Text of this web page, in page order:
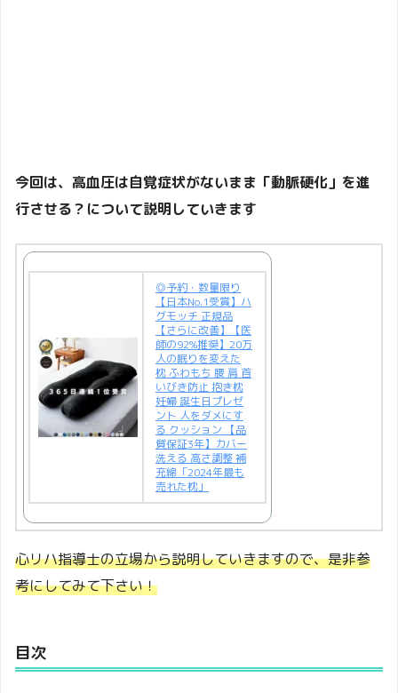
今回は、高血圧は自覚症状がないまま「動脈硬化」を進
行させる？について説明していきます
◎予約・数量限り
【日本No.1受賞】ハ
グモッチ 正規品
【さらに改善】【医
師の92%推奨】20万
人の眠りを変えた
枕 ふわもち 腰 肩 首
いびき防止 抱き枕
妊婦 誕生日プレゼ
ント 人をダメにす
る クッション 【品
質保証3年】カバー
洗える 高さ調整 補
充綿「2024年最も
売れた枕」
心リハ指導士の立場から説明していきますので、是非参
考にしてみて下さい！
目次